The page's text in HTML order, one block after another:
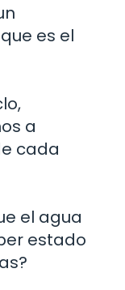
es el
a
cada
el agua
estado